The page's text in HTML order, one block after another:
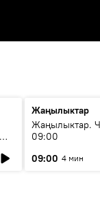
Жаңылыктар
Жаңылыктар.
09:00
09:00 4 мин